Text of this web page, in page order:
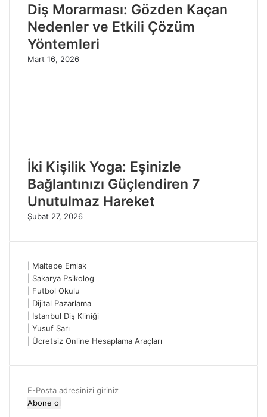
Diş Morarması: Gözden Kaçan
Nedenler ve Etkili Çözüm
Yöntemleri
Mart 16, 2026
İki Kişilik Yoga: Eşinizle
Bağlantınızı Güçlendiren 7
Unutulmaz Hareket
Şubat 27, 2026
Maltepe Emlak
Sakarya Psikolog
Futbol Okulu
Dijital Pazarlama
İstanbul Diş Kliniği
Yusuf Sarı
Ücretsiz Online Hesaplama Araçları
E-
Posta